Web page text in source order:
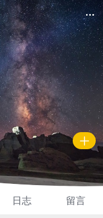
0
相册
0
好友
335
人气 积分
日志 留言